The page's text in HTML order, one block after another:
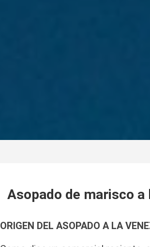
Asopado de marisco a
ORIGEN DEL ASOPADO A LA